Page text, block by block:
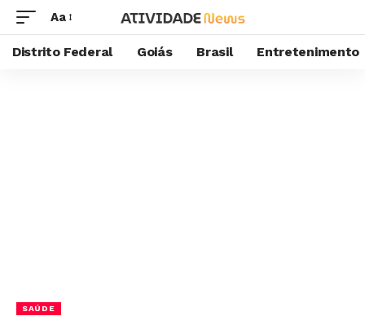
Aa
Distrito Federal Goiás Brasil Entretenimento
SAÚDE